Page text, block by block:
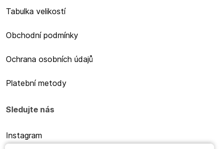
Tabulka velikostí
Obchodní podmínky
Ochrana osobních údajů
Platební metody
Sledujte nás
Instagram